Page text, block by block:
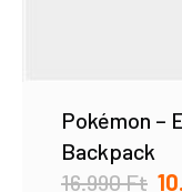
Pokémon –
Backpack
16.990Ft